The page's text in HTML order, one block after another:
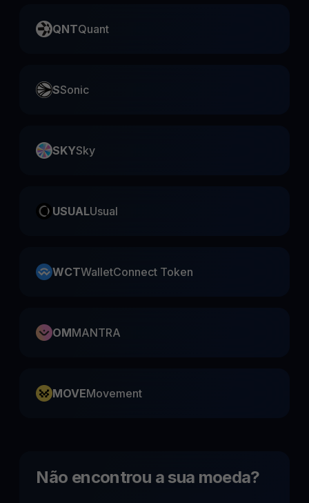
QNTQuant
SSonic
SKYSky
USUALUsual
WCTWalletConnect Token
OMMANTRA
MOVEMovement
Não encontrou a sua moeda?